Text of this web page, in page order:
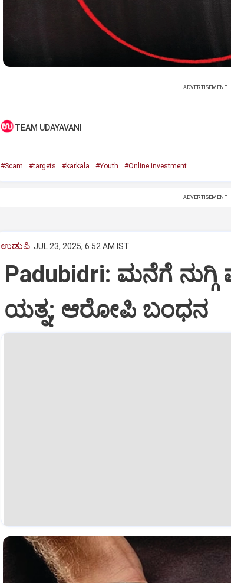
ADVERTISEMENT
TEAM UDAYAVANI
#Scam #targets #karkala #Youth #Online investment
ADVERTISEMENT
ಉಡುಪಿ JUL 23, 2025, 6:52 AM IST
Padubidri: ಮನೆಗೆ
ಯತ್ನ; ಆರೋಪಿ ಬಂಧನ